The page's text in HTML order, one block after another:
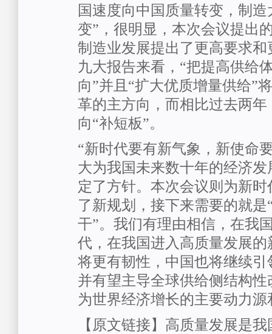
国速度向中国质量转变，制
变”，很明显，本次会议提出
制造业发展提出了更高要求
九大报告来看，“把提高供给
向”并且“扩大优质增量供给”
革的主方向，而相比过去两
向“补短板”。
“新时代要有新气象，新使命
大为我国未来数十年的经济
定了方针。本次会议则为新
了新规划，接下来需要的就是
干”。我们有理由相信，在我
代，在我国进入高质量发展
将更有韧性，中国也将继续
并有望主导全球供给侧结构
为世界经济增长的主要动力源
【原文链接】高质量发展是